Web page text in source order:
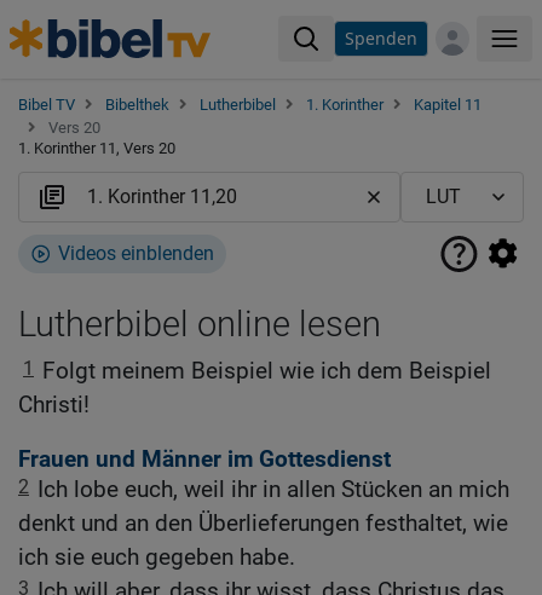
Spenden
Bibel TV Bibelthek Lutherbibel 1. Korinther
Kapitel 11
Vers 20
1. Korinther 11, Vers 20
Videos einblenden
Lutherbibel online lesen
1 Folgt meinem Beispiel wie ich dem Beispiel
Christi!
Frauen und Männer im Gottesdienst
2 Ich lobe euch, weil ihr in allen Stücken an mich
denkt und an den Überlieferungen festhaltet, wie
ich sie euch gegeben habe.
3